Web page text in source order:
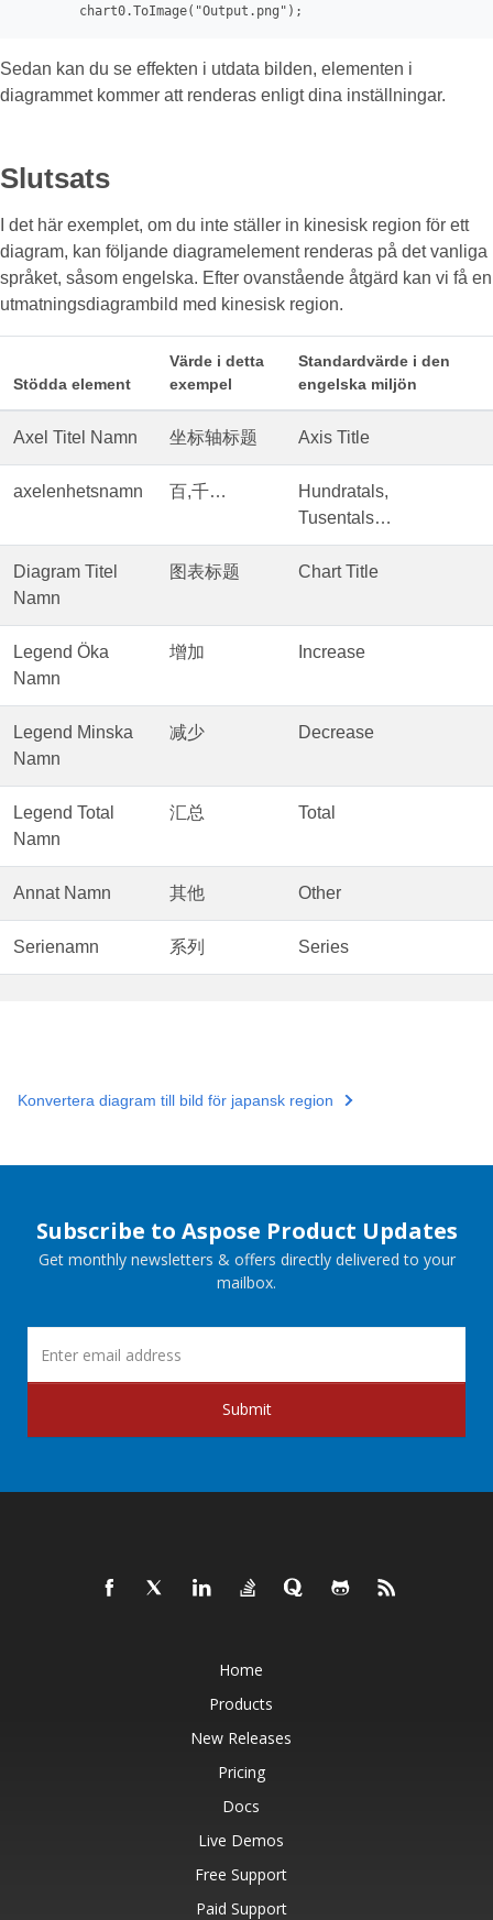
chart0.ToImage( "Output.png"
Sedan kan du se effekten i utdata bilden, elementen i
diagrammet kommer att renderas enligt dina inställningar.
Slutsats
I det här exemplet, om du inte ställer in kinesisk region för ett
diagram, kan följande diagramelement renderas på det vanliga
språket, såsom engelska. Efter ovanstående åtgärd kan vi få en
utmatningsdiagrambild med kinesisk region.
Stödda element
Värde i detta
exempel
Standardvärde i den
engelska miljön
Axel Titel Namn 坐标轴标题 Axis Title
axelenhetsnamn 百,千…
Hundratals,
Tusentals…
Diagram Titel
Namn
图表标题 Chart Title
Legend Öka
Namn
增加 Increase
Legend Minska
Namn
减少 Decrease
Legend Total
Namn
汇总 Total
Annat Namn 其他 Other
Serienamn 系列 Series
Konvertera diagram till bild för japansk region
Subscribe to Aspose Product Updates
Get monthly newsletters & offers directly delivered to your
mailbox.
Submit
Home
Products
New Releases
Pricing
Docs
Live Demos
Free Support
Paid Support